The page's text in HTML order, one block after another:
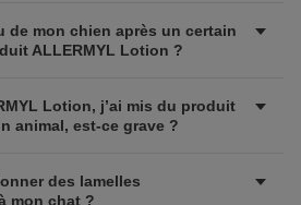
de mon chien après un certain
ALLERMYL Lotion ?
Lotion, j’ai mis du produit
animal, est-ce grave ?
des lamelles
mon chat ?